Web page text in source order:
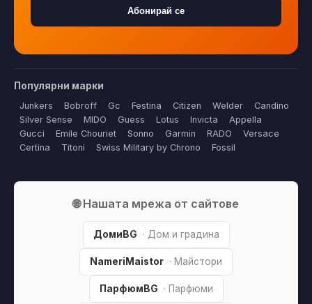
Абонирай се
Популярни марки
Junkers Bobroff Gc Festina Citizen Welder
Candino
Silver Sense
MIDO Guess Lotus Invicta
Appella
Gucci
Emile Chouriet Sonno Garmin RADO
Versace
Certina
Titoni Swiss Military by Chrono Fossil
🌐 Нашата мрежа от сайтове
ДомиBG · Дом и градина
NameriMaistor · Майстори
ПарфюмBG · Парфюми